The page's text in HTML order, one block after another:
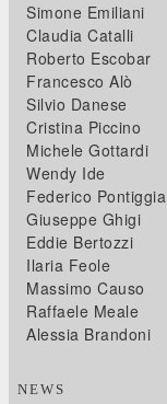
Simone Emiliani
Claudia Catalli
Roberto Escobar
Francesco Alò
Silvio Danese
Cristina Piccino
Michele Gottardi
Wendy Ide
Federico Pontiggia
Giuseppe Ghigi
Eddie Bertozzi
Ilaria Feole
Massimo Causo
Raffaele Meale
Alessia Brandoni
NEWS